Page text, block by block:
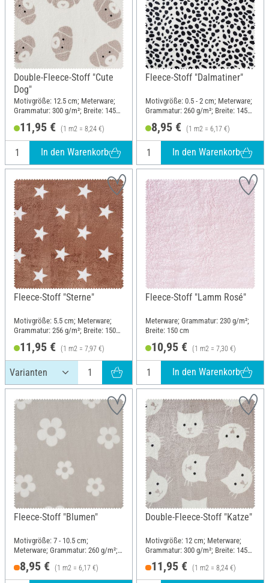
Double-Fleece-Stoff "Cute
Dog"
Motivgröße: 12.5 cm; Meterware;
Grammatur: 300 g/m²; Breite: 145
11,95 € (1 m2 = 8,24 €)
In den Warenkorb
Fleece-Stoff "Dalmatiner"
Motivgröße: 0.5 - 2 cm; Meterware;
Grammatur: 260 g/m²; Breite: 145
8,95 € (1 m2 = 6,17 €)
In den Warenkorb
Fleece-Stoff "Sterne"
Motivgröße: 5.5 cm; Meterware;
Grammatur: 256 g/m²; Breite: 150
11,95 € (1 m2 = 7,97 €)
Fleece-Stoff "Lamm Rosé"
Meterware; Grammatur: 230 g/m²;
Breite: 150 cm
10,95 € (1 m2 = 7,30 €)
In den Warenkorb
Fleece-Stoff "Blumen"
Motivgröße: 7 - 10.5 cm;
Meterware; Grammatur: 260 g/m²;
Breite: 145 cm
8,95 € (1 m2 = 6,17 €)
Double-Fleece-Stoff "Katze"
Motivgröße: 12 cm; Meterware;
Grammatur: 300 g/m²; Breite: 145
cm
11,95 € (1 m2 = 8,24 €)